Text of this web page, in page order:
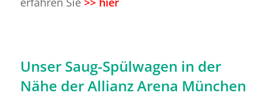
Unser Saug-Spülwagen in der
Nähe der Allianz Arena München